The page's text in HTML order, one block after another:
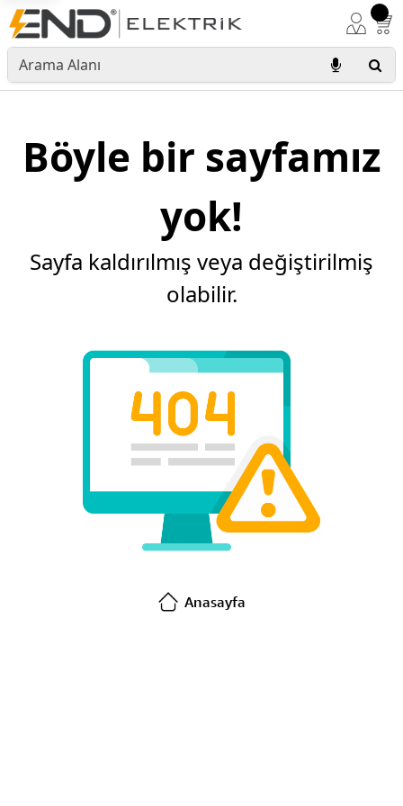
Böyle bir sayfamız
yok!
Sayfa kaldırılmış veya değiştirilmiş
olabilir.
Anasayfa